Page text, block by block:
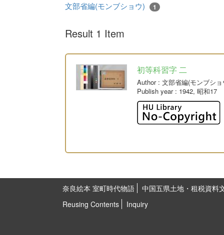
文部省編(モンブショウ) 1
Result 1 Item
初等科習字 二
Author: 文部省編(モンブショ
Publish year: 1942, 昭和17
奈良絵本 室町時代物語
中国五県土地・租税資料
Reusing Contents
Inquiry